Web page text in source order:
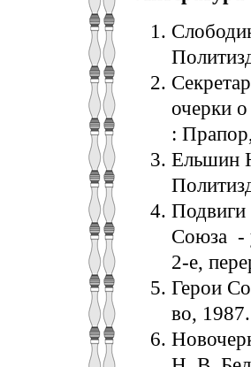
очерки
:
Ельшин
Подвиги
Союза -
2-е,
Герои
во,